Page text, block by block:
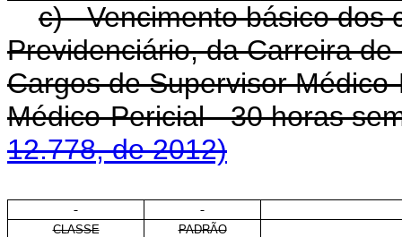
c) Vencimento básico dos
Previdenciário, da Carreira
Cargos de Supervisor
Médico-Pericial - 30 horas
12.778, de 2012)
CLASSE
PADRÃO